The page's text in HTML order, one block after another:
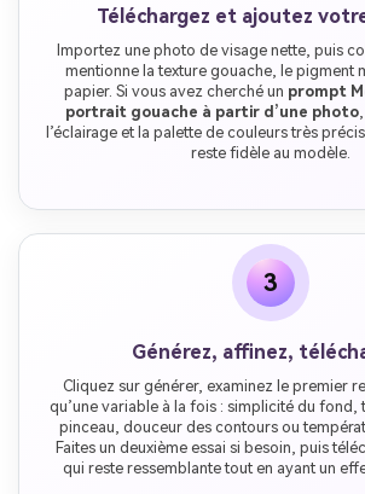
Téléchargez et ajoutez
Importez une photo de visage nette, puis
mentionne la texture gouache, le pigment
papier. Si vous avez cherché un prompt
portrait gouache à partir d’une photo
l’éclairage et la palette de couleurs très
reste fidèle au modèle.
3
Générez, affinez,
Cliquez sur générer, examinez le premier
qu’une variable à la fois : simplicité du fond,
pinceau, douceur des contours ou
Faites un deuxième essai si besoin, puis
qui reste ressemblante tout en ayant un